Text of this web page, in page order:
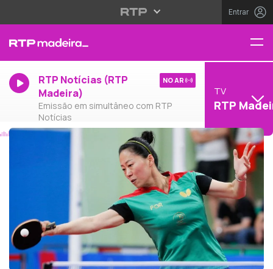
Entrar
RTP Notícias (RTP
Madeira)
Emissão em simultâneo com RTP
Notícias
NO AR
TV
RTP